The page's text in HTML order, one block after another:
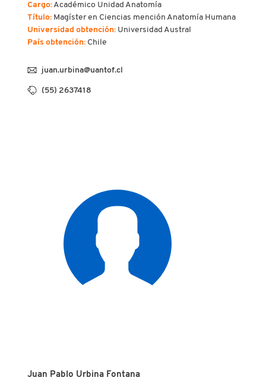
Cargo: Académico Unidad Anatomía
Título: Magíster en Ciencias mención Anatomía Humana
Universidad obtención: Universidad Austral
País obtención: Chile
juan.urbina@uantof.cl
(55) 2637418
Juan Pablo Urbina Fontana